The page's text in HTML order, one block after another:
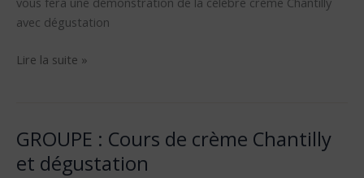
avec dégustation
Lire la suite »
GROUPE : Cours de crème Chantilly
et dégustation
GROUPE
Cours